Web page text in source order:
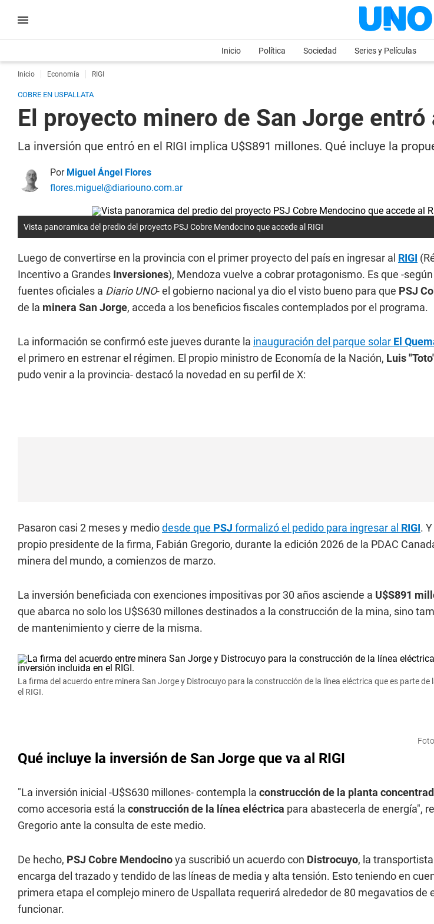
Inicio Política Sociedad Series y Películas
Inicio Economía RIGI
COBRE EN USPALLATA
El proyecto minero de San Jorge entró
La inversión que entró en el RIGI implica U$S891 millones. Qué incluye la
Por Miguel Ángel Flores
flores.miguel@diariouno.com.ar
Vista panoramica del predio del proyecto PSJ Cobre Mendocino que accede al RIGI
Luego de convertirse en la provincia con el primer proyecto del país en ingresar al RIGI
Incentivo a Grandes Inversiones), Mendoza vuelve a cobrar protagonismo. Es que -
fuentes oficiales a Diario UNO- el gobierno nacional ya dio el visto bueno para que PSJ
de la minera San Jorge, acceda a los beneficios fiscales contemplados por el programa.
La información se confirmó este jueves durante la inauguración del parque solar El
el primero en estrenar el régimen. El propio ministro de Economía de la Nación, Luis
pudo venir a la provincia- destacó la novedad en su perfil de X:
Pasaron casi 2 meses y mediodesde que PSJ formalizó el pedido para ingresar al RIGI.
propio presidente de la firma, Fabián Gregorio, durante la edición 2026 de la PDAC
minera del mundo, a comienzos de marzo.
La inversión beneficiada con exenciones impositivas por 30 años asciende a U$S891
que abarca no solo los U$S630 millones destinados a la construcción de la mina, sino
de mantenimiento y cierre de la misma.
La firma del acuerdo entre minera San Jorge y Distrocuyo para la construcción de la línea eléctrica que es parte de
el RIGI.
Qué incluye la inversión de San Jorge que va al RIGI
"La inversión inicial -U$S630 millones- contempla la construcción de la planta
como accesoria está la construcción de la línea eléctrica para abastecerla de energía",
Gregorio ante la consulta de este medio.
De hecho, PSJ Cobre Mendocinoya suscribió un acuerdo con Distrocuyo, la
encarga del trazado y tendido de las líneas de media y alta tensión. Esto teniendo en
primera etapa el complejo minero de Uspallata requerirá alrededor de 80 megavatios de
funcionar.